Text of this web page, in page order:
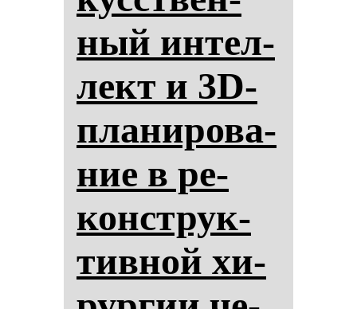
ный ин­тел­
лект и 3D-
пла­ни­ро­ва­
ние в ре­
конструк­
тив­ной хи­